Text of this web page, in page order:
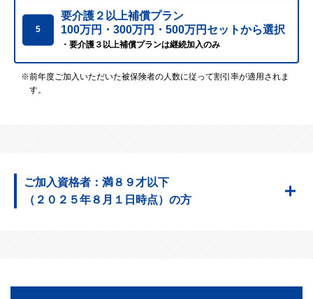
5
要介護２以上補償プラン
100万円・300万円・500万円セットから選択
・要介護３以上補償プランは継続加入のみ
※前年度ご加入いただいた被保険者の人数に従って割引率が適用されま
す。
ご加入資格者：満８９才以下
（２０２５年８月１日時点）の方